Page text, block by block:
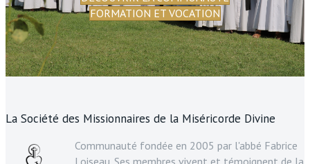
FORMATION ET VOCATION
La Société des Missionnaires de la Miséricorde Divine
Communauté fondée en 2005 par l'abbé Fabrice
Loiseau. Ses membres vivent et témoignent de la